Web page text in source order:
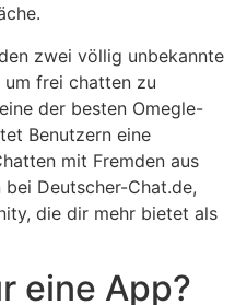
zwei völlig unbekannte
frei chatten zu
der besten Omegle-
Benutzern eine
mit Fremden aus
Deutscher-Chat.de,
die dir mehr bietet als
eine App?